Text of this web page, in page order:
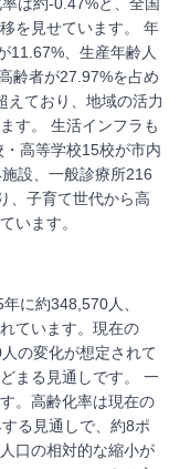
を見せています。 年
11.67%、生産年齢人
齢者が27.97%を占め
えており、地域の活力
す。 生活インフラも
高等学校15校が市内
設、一般診療所216
、子育て世代から高
います。
に約348,570人、
ています。現在の
の変化が想定されて
まる見通しです。 一
。高齢化率は現在の
る見通しで、約8ポ
口の相対的な縮小が